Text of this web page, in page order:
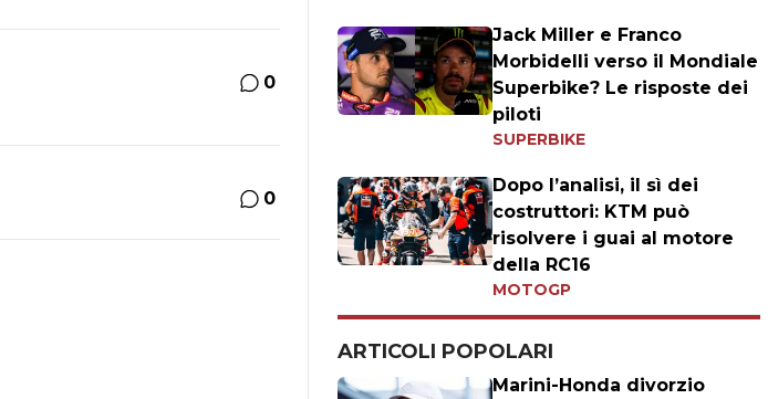
0
0
Jack Miller e Franco
Morbidelli verso il Mondiale
Superbike? Le risposte dei
piloti
SUPERBIKE
Dopo l’analisi, il sì dei
costruttori: KTM può
risolvere i guai al motore
della RC16
MOTOGP
ARTICOLI POPOLARI
Marini-Honda divorzio